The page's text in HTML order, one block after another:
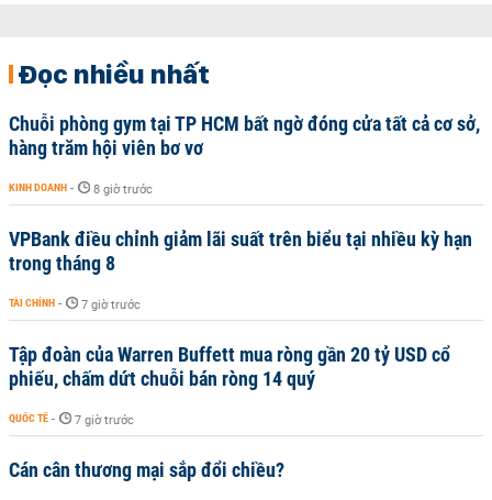
Đọc nhiều nhất
Chuỗi phòng gym tại TP HCM bất ngờ đóng cửa tất cả cơ sở,
hàng trăm hội viên bơ vơ
KINH DOANH - 8 giờ trước
VPBank điều chỉnh giảm lãi suất trên biểu tại nhiều kỳ hạn
trong tháng 8
TÀI CHÍNH - 7 giờ trước
Tập đoàn của Warren Buffett mua ròng gần 20 tỷ USD cổ
phiếu, chấm dứt chuỗi bán ròng 14 quý
QUỐC TẾ - 7 giờ trước
Cán cân thương mại sắp đổi chiều?